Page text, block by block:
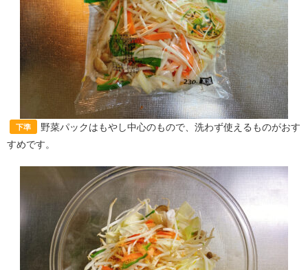
下準
野菜パックはもやし中心のもので、洗わず使えるものがおす
すめです。